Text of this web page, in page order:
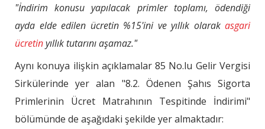
"İndirim konusu yapılacak primler toplamı, ödendiği
ayda elde edilen ücretin %15'ini ve yıllık olarak asgari
ücretinyıllık tutarını aşamaz."
Aynı konuya ilişkin açıklamalar 85 No.lu Gelir Vergisi
Sirkülerinde yer alan "8.2. Ödenen Şahıs Sigorta
Primlerinin Ücret Matrahının Tespitinde İndirimi"
bölümünde de aşağıdaki şekilde yer almaktadır: